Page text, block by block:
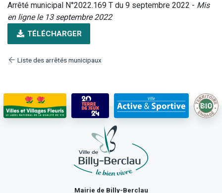
Arrêté municipal N°2022.169 T du 9 septembre 2022 - Mis
en ligne le 13 septembre 2022
TÉLÉCHARGER
Liste des arrêtés municipaux
Mairie de Billy-Berclau